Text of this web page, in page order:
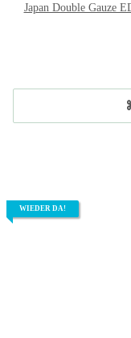
Japan Double Gauze
WIEDER DA!